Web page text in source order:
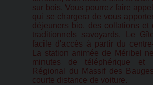
sur bois. Vous pourrez faire
qui se chargera de vous
déjeuners bio, des collations et
traditionnels savoyards. Le
facile d'accès à partir du
La station animée de Méribel
minutes de téléphérique et
Régional du Massif des
courte distance de voiture.